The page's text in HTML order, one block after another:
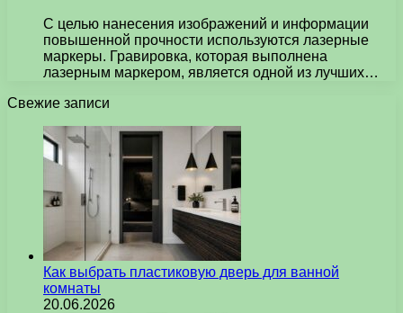
С целью нанесения изображений и информации
повышенной прочности используются лазерные
маркеры. Гравировка, которая выполнена
лазерным маркером, является одной из лучших…
Свежие записи
Как выбрать пластиковую дверь для ванной
комнаты
20.06.2026